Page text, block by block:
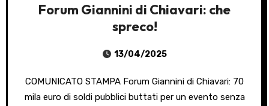
Forum Giannini di Chiavari: che
spreco!
13/04/2025
COMUNICATO STAMPA Forum Giannini di Chiavari: 70
mila euro di soldi pubblici buttati per un evento senza